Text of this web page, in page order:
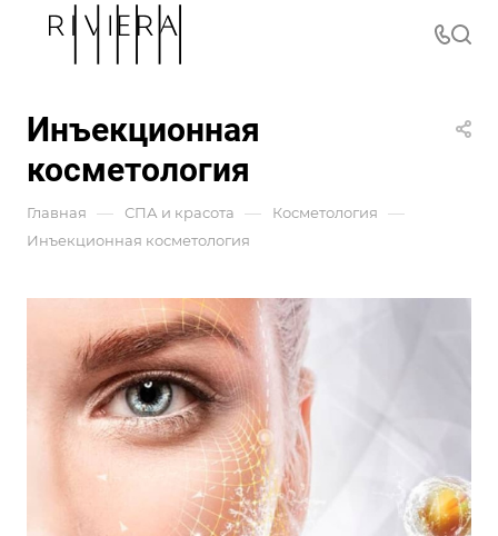
Инъекционная
косметология
Главная — СПА и красота — Косметология —
Инъекционная косметология